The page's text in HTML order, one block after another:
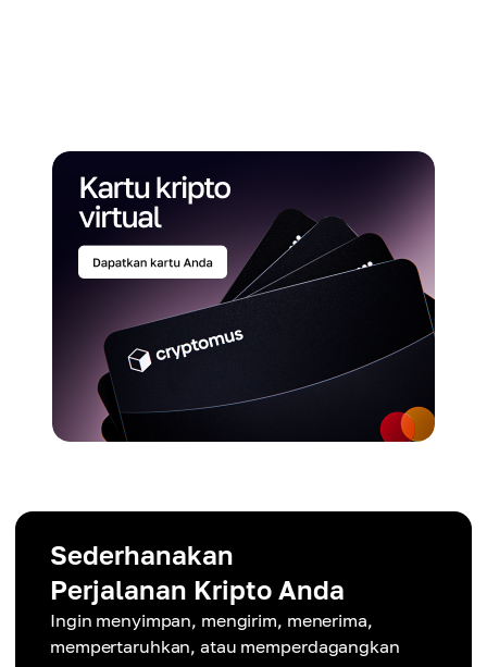
Sederhanakan
Perjalanan Kripto Anda
Ingin menyimpan, mengirim, menerima,
mempertaruhkan, atau memperdagangkan